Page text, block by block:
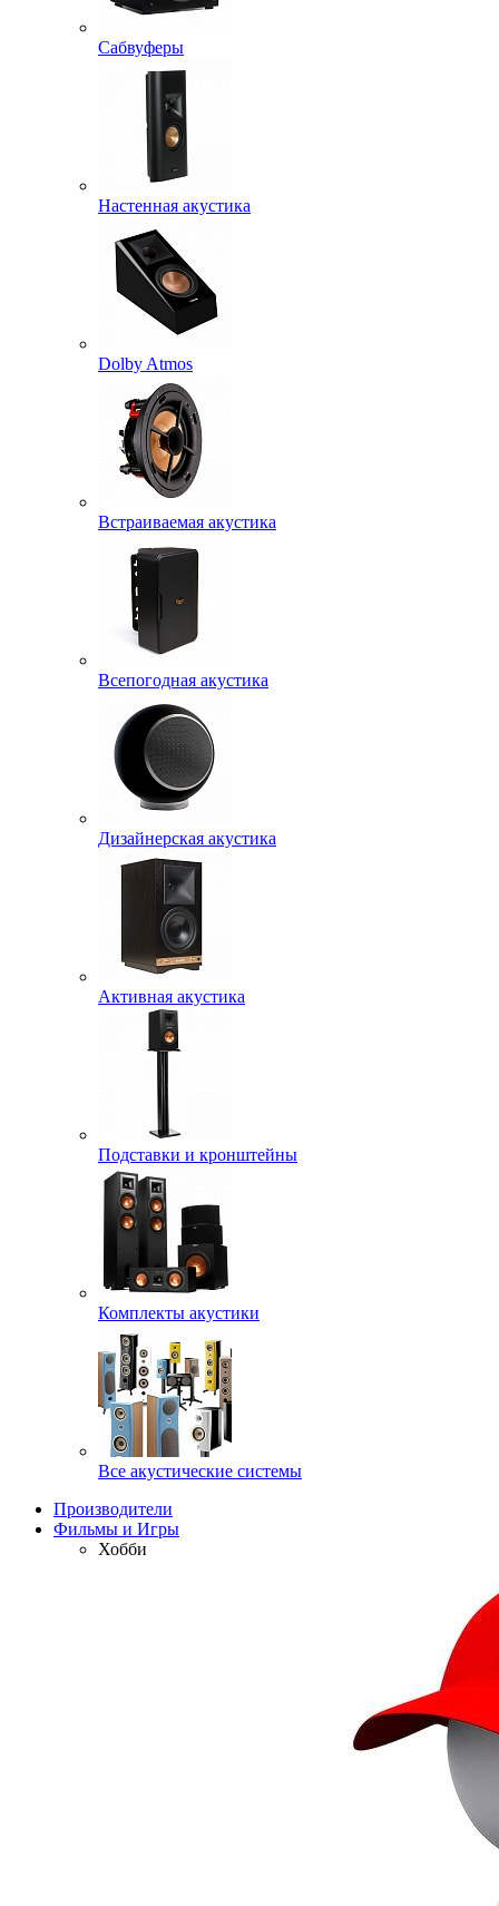
Сабвуферы
Настенная акустика
Dolby Atmos
Встраиваемая акустика
Всепогодная акустика
Дизайнерская акустика
Активная акустика
Подставки и кронштейны
Комплекты акустики
Все акустические системы
Производители
Фильмы и Игры
Хобби